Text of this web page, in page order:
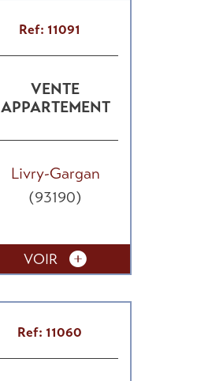
Ref: 11091
VENTE
APPARTEMENT
Livry-Gargan
(93190)
VOIR
Ref: 11060